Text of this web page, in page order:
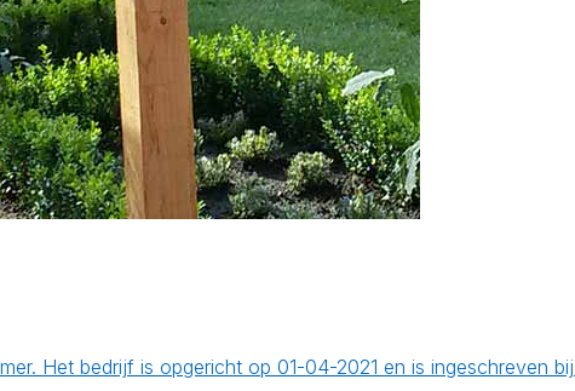
Het bedrijf is opgericht op 01-04-2021 en is ingeschreven